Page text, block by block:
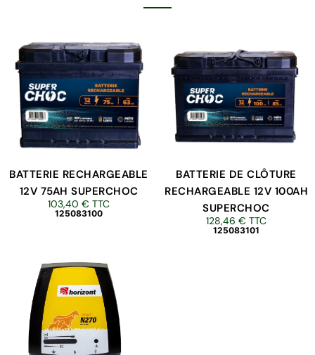
BATTERIE RECHARGEABLE
12V 75AH SUPERCHOC
103,40 € TTC
125083100
BATTERIE DE CLÔTURE
RECHARGEABLE 12V 100AH
SUPERCHOC
128,46 € TTC
125083101